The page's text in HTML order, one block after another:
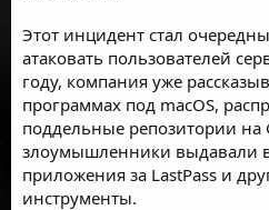
Этот инцидент стал
атаковать пользователей
году, компания уже
программах под macOS,
поддельные репозитории на
злоумышленники выдавали
приложения за LastPass и
инструменты.